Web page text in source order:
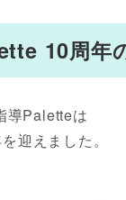
10周年
導Paletteは
迎えました。